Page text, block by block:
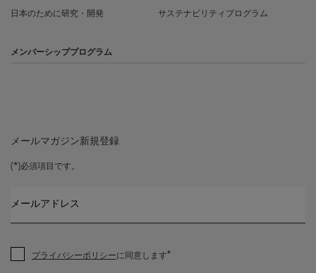
日本のために研究・開発 サステナビリティプログラム
メンバーシッププログラム
メールマガジン新規登録
(*)必須項目です。
メールアドレス
プライバシーポリシーに同意します*